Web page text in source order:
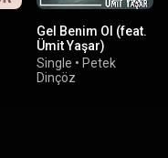
Gel Benim Ol (feat.
Ümit Yaşar)
Single • Petek
Dinçöz